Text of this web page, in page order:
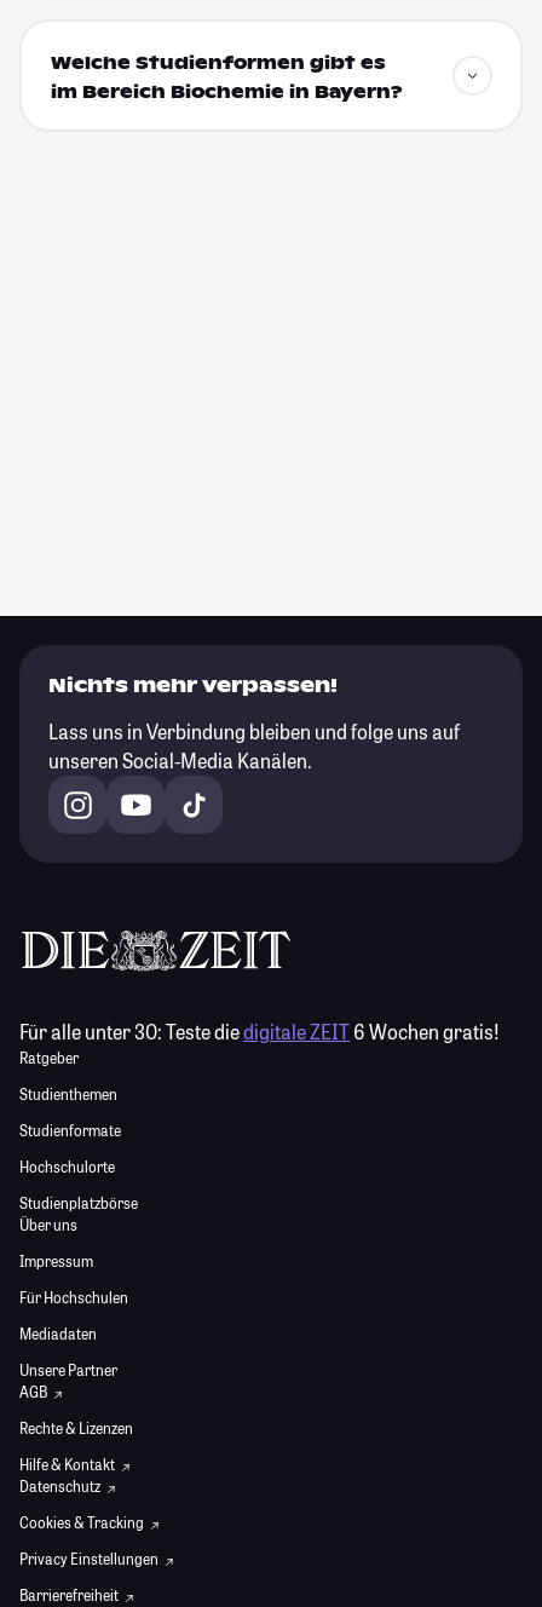
Welche Studienformen gibt es
im Bereich Biochemie in Bayern?
Nichts mehr verpassen!
Lass uns in Verbindung bleiben und folge uns auf
unseren Social-Media Kanälen.
Für alle unter 30:Teste diedigitale ZEIT6 Wochen gratis!
Ratgeber
Studienthemen
Studienformate
Hochschulorte
Studienplatzbörse
Über uns
Impressum
Für Hochschulen
Mediadaten
Unsere Partner
AGB
Rechte & Lizenzen
Hilfe & Kontakt
Datenschutz
Cookies & Tracking
Privacy Einstellungen
Barrierefreiheit